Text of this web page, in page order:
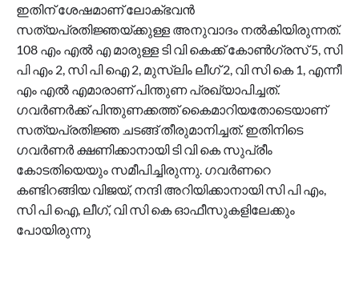
ഇതിന് ശേഷമാണ് ലോക്ഭവൻ
സത്യപ്രതിജ്ഞയ്‌ക്കുള്ള അനുവാദം നൽകിയിരുന്നത്.
108 എം എൽ എ മാരുള്ള ടി വി കെക്ക് കോൺഗ്രസ് 5, സി
പി എം 2, സി പി ഐ 2, മുസ്ലിം ലീഗ് 2, വി സി കെ 1, എന്നീ
എം എൽ എമാരാണ് പിന്തുണ പ്രഖ്യാപിച്ചത്.
ഗവർണർക്ക് പിന്തുണക്കത്ത് കൈമാറിയതോടെയാണ്
സത്യപ്രതിജ്ഞ ചടങ്ങ് തീരുമാനിച്ചത്. ഇതിനിടെ
ഗവർണർ ക്ഷണിക്കാനായി ടി വി കെ സുപ്രീം
കോടതിയെയും സമീപിച്ചിരുന്നു. ഗവർണറെ
കണ്ടിറങ്ങിയ വിജയ്, നന്ദി അറിയിക്കാനായി സി പി എം,
സി പി ഐ, ലീഗ്, വി സി കെ ഓഫീസുകളിലേക്കും
പോയിരുന്നു